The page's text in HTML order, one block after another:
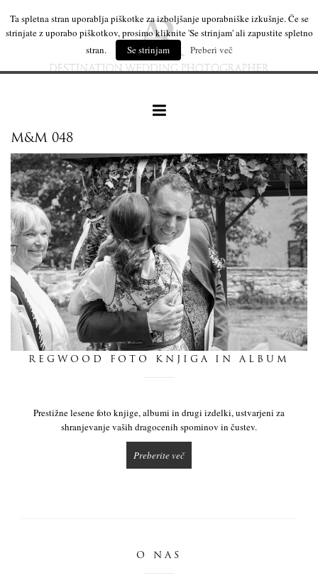
naše delo
leseni izdelki
mi
dnevnik
M&M 048
REGWOOD FOTO KNJIGA IN ALBUM
Prestižne lesene foto knjige, albumi in drugi izdelki, ustvarjeni za
shranjevanje vaših dragocenih spominov in čustev.
Preberite več
O NAS
Ta spletna stran uporablja piškotke za izboljšanje uporabniške izkušnje. Če se
strinjate z uporabo piškotkov, prosimo kliknite 'Se strinjam' ali zapustite spletno
stran.
Se strinjam Preberi več